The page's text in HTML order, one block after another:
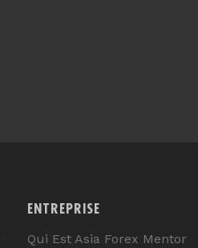
ENTREPRISE
Qui Est Asia Forex Mentor